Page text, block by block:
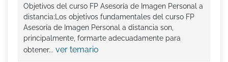
Objetivos del curso FP Asesoría de Imagen Personal a
distancia:Los objetivos fundamentales del curso FP
Asesoría de Imagen Personal a distancia son,
principalmente, formarte adecuadamente para
obtener... ver temario